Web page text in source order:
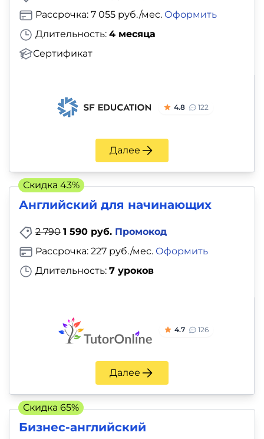
Длительность: 4 месяца
Сертификат
Рассрочка: 7 055 руб./мес. Оформить
4.8 122
Далее
Английский для начинающих
2 790 1 590 руб. Промокод
Длительность: 7 уроков
Рассрочка: 227 руб./мес. Оформить
4.7 126
Далее
Скидка 43%
Бизнес-английский
Скидка 65%
Психология
и
саморазвитие
Репетиторы
профориентацию